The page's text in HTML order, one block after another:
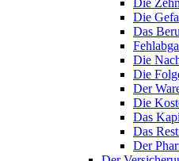
Die
Die
Das
Die
Die
Der
Die
Das
Das
Der